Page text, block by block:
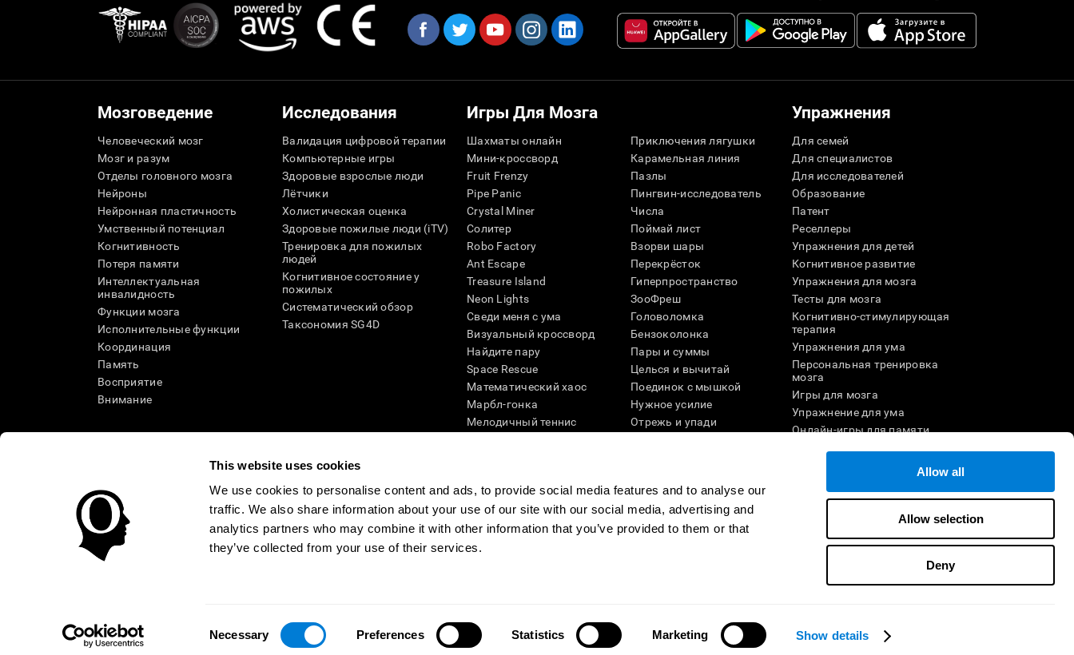
This website uses cookies
We use cookies to personalise content and ads, to provide social media features and to analyse our
traffic. We also share information about your use of our site with our social media, advertising and
analytics partners who may combine it with other information that you’ve provided to them or that
they’ve collected from your use of their services.
Necessary Preferences Statistics Marketing Show details
Allow all
Allow selection
Deny
Мозговедение
Человеческий мозг
Мозг и разум
Отделы головного мозга
Нейроны
Нейронная пластичность
Умственный потенциал
Когнитивность
Потеря памяти
Интеллектуальная
инвалидность
Функции мозга
Исполнительные функции
Координация
Память
Восприятие
Внимание
Исследования
Валидация цифровой терапии
Компьютерные игры
Здоровые взрослые люди
Лётчики
Холистическая оценка
Здоровые пожилые люди (iTV)
Тренировка для пожилых
людей
Когнитивное состояние у
пожилых
Систематический обзор
Таксономия SG4D
Игры Для Мозга
Шахматы онлайн
Мини-кроссворд
Fruit Frenzy
Pipe Panic
Crystal Miner
Солитер
Robo Factory
Ant Escape
Treasure Island
Neon Lights
Сведи меня с ума
Визуальный кроссворд
Найдите пару
Space Rescue
Математический хаос
Марбл-гонка
Мелодичный теннис
Цветовая гонка
Художественный пазл 3D
Приключения лягушки
Карамельная линия
Пазлы
Пингвин-исследователь
Числа
Поймай лист
Взорви шары
Перекрёсток
Гиперпространство
ЗооФреш
Головоломка
Бензоколонка
Пары и суммы
Целься и вычитай
Поединок с мышкой
Нужное усилие
Отрежь и упади
Слова и птицы
Больше игр ...
Упражнения
Для семей
Для специалистов
Для исследователей
Образование
Патент
Реселлеры
Упражнения для детей
Когнитивное развитие
Упражнения для мозга
Тесты для мозга
Когнитивно-стимулирующая
терапия
Упражнения для ума
Персональная тренировка
мозга
Игры для мозга
Упражнение для ума
Онлайн-игры для памяти
Понимание прочитанного
Одарённые дети
Стать реселлером
Свяжитесь с нами
КАЗАХСТАН CogniFit Inc © 2026